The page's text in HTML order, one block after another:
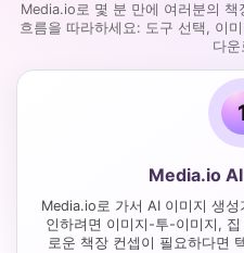
Media.io로 몇 분 만에 여러분의
흐름을 따라하세요: 도구 선택, 이
다운
Media.io AI
Media.io로 가서 AI 이미지 생
인하려면 이미지-투-이미지,
로운 책장 컨셉이 필요하다면